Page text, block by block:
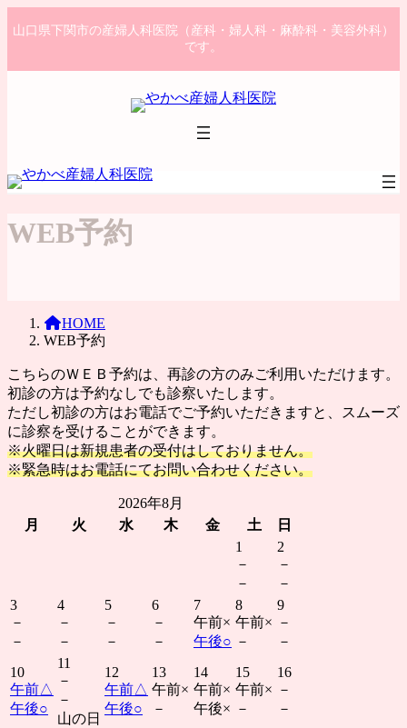
ン
ン
プ
ビ
ー
動
山口県下関市の産婦人科医院（産科・婦人科・麻酔科・美容外科）
です。
WEB予約
HOME
WEB予約
こちらのＷＥＢ予約は、再診の方のみご利用いただけます。
初診の方は予約なしでも診察いたします。
ただし初診の方はお電話でご予約いただきますと、スムーズ
に診察を受けることができます。
※火曜日は新規患者の受付はしておりません。
※緊急時はお電話にてお問い合わせください。
2026年8月
月
火 水 木 金 土
日
1
－
－
2
－
－
3
－
－
4
－
－
5
－
－
6
－
－
7
午前×
午後○
8
午前×
－
9
－
－
10
午前△
午後○
11
－
－
山の日
12
午前△
午後○
13
午前×
－
14
午前×
午後×
15
午前×
－
16
－
－